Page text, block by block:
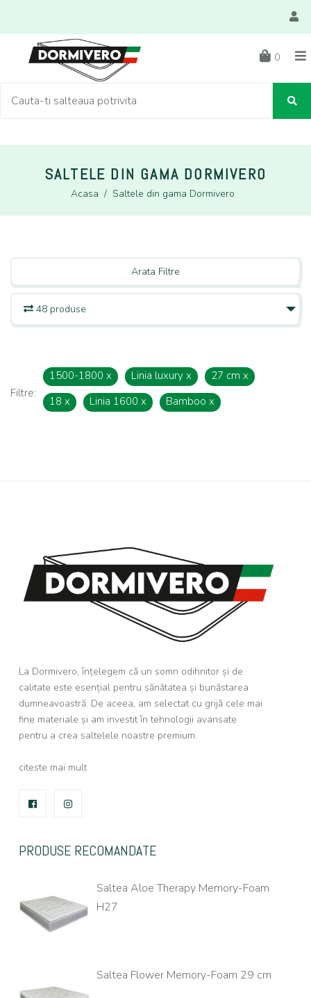
0
SALTELE DIN GAMA DORMIVERO
Acasa / Saltele din gama Dormivero
Arata Filtre
48 produse
Filtre:
1500-1800 x Linia luxury x 27 cm x
18 x Linia 1600 x Bamboo x
La Dormivero, înțelegem că un somn odihnitor și de
calitate este esențial pentru sănătatea și bunăstarea
dumneavoastră. De aceea, am selectat cu grijă cele mai
fine materiale și am investit în tehnologii avansate
pentru a crea saltelele noastre premium.
citeste mai mult
FACEBOOK
PRODUSE RECOMANDATE
Saltea Aloe Therapy Memory-Foam
H27
Saltea Flower Memory-Foam 29 cm